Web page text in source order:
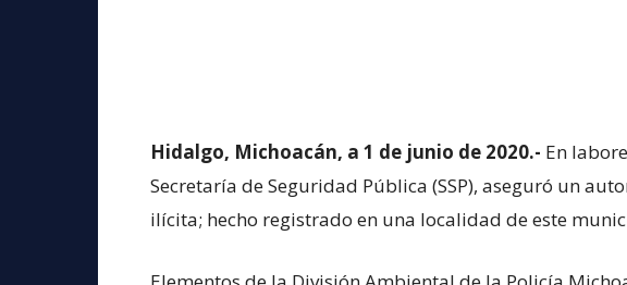
Hidalgo, Michoacán, a 1 de junio de 2020.- En
Secretaría de Seguridad Pública (SSP), aseguró un
ilícita; hecho registrado en una localidad de este